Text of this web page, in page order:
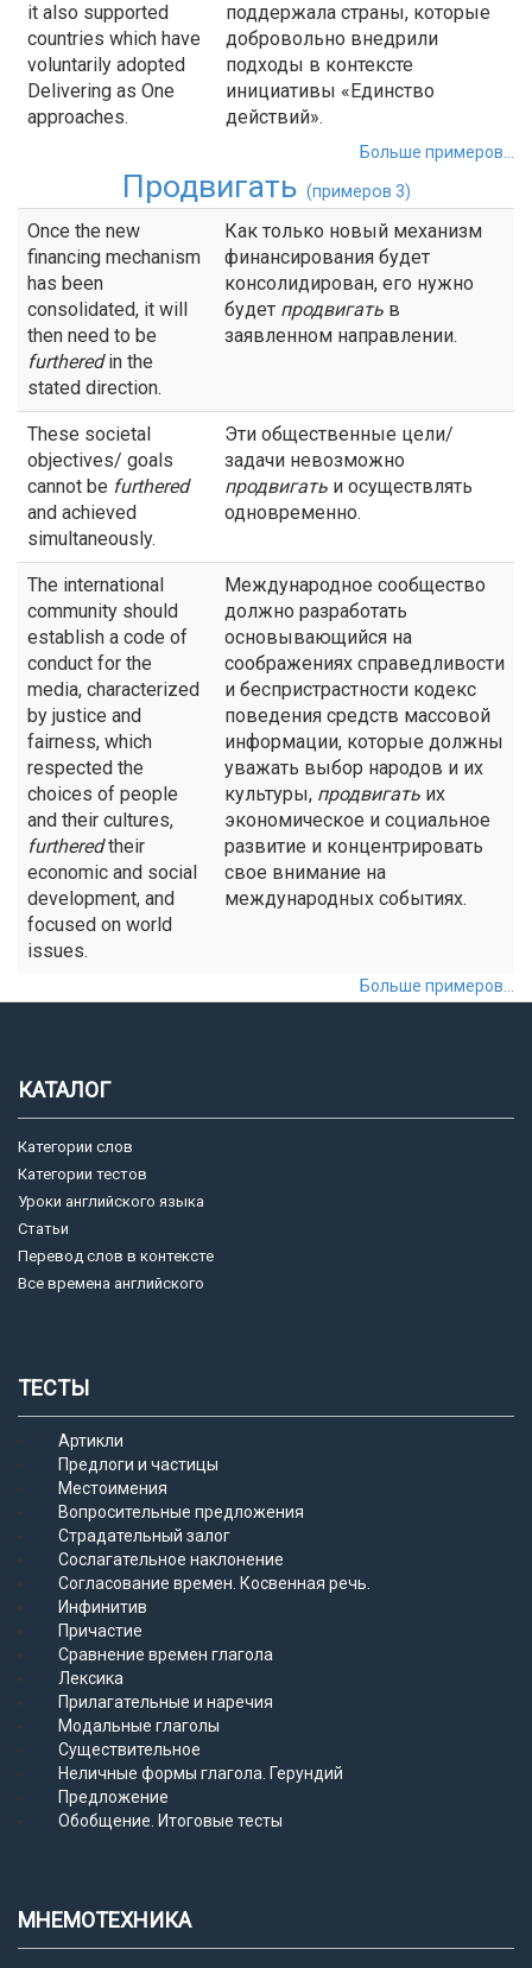
it also supported
countries which have
voluntarily adopted
Delivering as One
approaches.
поддержала страны, которые
добровольно внедрили
подходы в контексте
инициативы «Единство
действий».
Больше примеров...
Продвигать (примеров 3)
Once the new
financing mechanism
has been
consolidated, it will
then need to be
furtheredin the
stated direction.
Как только новый механизм
финансирования будет
консолидирован, его нужно
будет продвигать в
заявленном направлении.
These societal
objectives/ goals
cannot be furthered
and achieved
simultaneously.
Эти общественные цели/
задачи невозможно
продвигать и осуществлять
одновременно.
The international
community should
establish a code of
conduct for the
media, characterized
by justice and
fairness, which
respected the
choices of people
and their cultures,
furtheredtheir
economic and social
development, and
focused on world
issues.
Международное сообщество
должно разработать
основывающийся на
соображениях справедливости
и беспристрастности кодекс
поведения средств массовой
информации, которые должны
уважать выбор народов и их
культуры, продвигать их
экономическое и социальное
развитие и концентрировать
свое внимание на
международных событиях.
Больше примеров...
КАТАЛОГ
Категории слов
Категории тестов
Уроки английского языка
Статьи
Перевод слов в контексте
Все времена английского
ТЕСТЫ
Артикли
Предлоги и частицы
Местоимения
Вопросительные предложения
Страдательный залог
Сослагательное наклонение
Согласование времен. Косвенная речь.
Инфинитив
Причастие
Сравнение времен глагола
Лексика
Прилагательные и наречия
Модальные глаголы
Существительное
Неличные формы глагола. Герундий
Предложение
Обобщение. Итоговые тесты
МНЕМОТЕХНИКА